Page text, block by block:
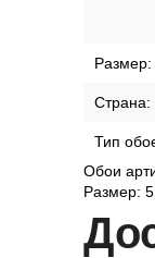
Размер:
Страна:
Тип
Обои
Размер: